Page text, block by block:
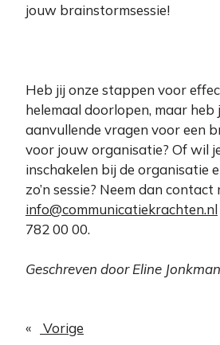
jouw brainstormsessie!
Heb jij onze stappen voor
helemaal doorlopen, maar heb
aanvullende vragen voor een
voor jouw organisatie? Of wil
inschakelen bij de organisatie
zo’n sessie? Neem dan
info@communicatiekrachten.nl
782 00 00.
Geschreven door Eline
« Vorige